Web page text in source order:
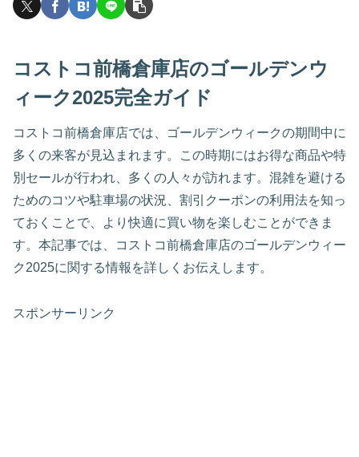
コストコ前橋倉庫店のゴールデンウ
ィーク2025完全ガイド
コストコ前橋倉庫店では、ゴールデンウィークの期間中に
多くの来客が見込まれます。この時期にはお得な商品や特
別セールが行われ、多くの人々が訪れます。混雑を避ける
ためのコツや駐車場の状況、割引クーポンの利用法を知っ
ておくことで、より快適に買い物を楽しむことができま
す。本記事では、コストコ前橋倉庫店のゴールデンウィー
ク2025に関する情報を詳しくお伝えします。
スポンサーリンク